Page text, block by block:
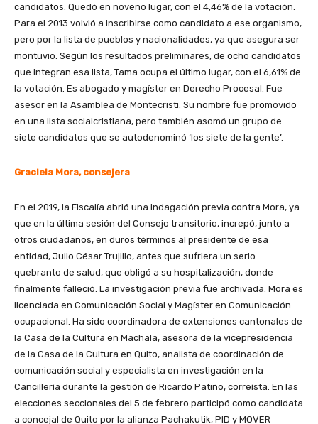
candidatos. Quedó en noveno lugar, con el 4,46% de la votación.
Para el 2013 volvió a inscribirse como candidato a ese organismo,
pero por la lista de pueblos y nacionalidades, ya que asegura ser
montuvio. Según los resultados preliminares, de ocho candidatos
que integran esa lista, Tama ocupa el último lugar, con el 6,61% de
la votación. Es abogado y magíster en Derecho Procesal. Fue
asesor en la Asamblea de Montecristi. Su nombre fue promovido
en una lista socialcristiana, pero también asomó un grupo de
siete candidatos que se autodenominó ‘los siete de la gente’.
Graciela Mora, consejera
En el 2019, la Fiscalía abrió una indagación previa contra Mora, ya
que en la última sesión del Consejo transitorio, increpó, junto a
otros ciudadanos, en duros términos al presidente de esa
entidad, Julio César Trujillo, antes que sufriera un serio
quebranto de salud, que obligó a su hospitalización, donde
finalmente falleció. La investigación previa fue archivada. Mora es
licenciada en Comunicación Social y Magíster en Comunicación
ocupacional. Ha sido coordinadora de extensiones cantonales de
la Casa de la Cultura en Machala, asesora de la vicepresidencia
de la Casa de la Cultura en Quito, analista de coordinación de
comunicación social y especialista en investigación en la
Cancillería durante la gestión de Ricardo Patiño, correísta. En las
elecciones seccionales del 5 de febrero participó como candidata
a concejal de Quito por la alianza Pachakutik, PID y MOVER